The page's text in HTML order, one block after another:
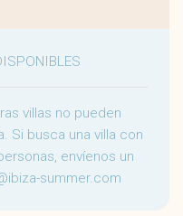
villas no pueden
Si busca una villa con
envíenos un
summer.com